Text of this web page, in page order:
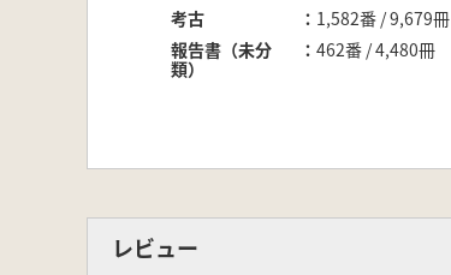
考古
1,582番 / 9,679冊
報告書（未分
類）
462番 / 4,480冊
レビュー